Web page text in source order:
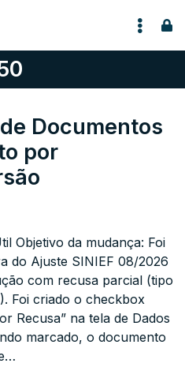
Documentos
por
Objetivo da mudança: Foi
do Ajuste SINIEF 08/2026
com recusa parcial (tipo
Foi criado o checkbox
Recusa” na tela de Dados
marcado, o documento